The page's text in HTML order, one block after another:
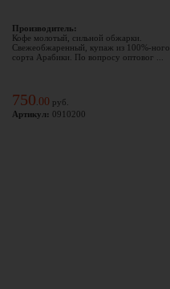
Производитель:
Кофе молотый, сильной обжарки.
Свежеобжаренный, купаж из 100%-ного
сорта Арабики. По вопросу оптовог ...
750 00 руб.
Артикул: 0910200